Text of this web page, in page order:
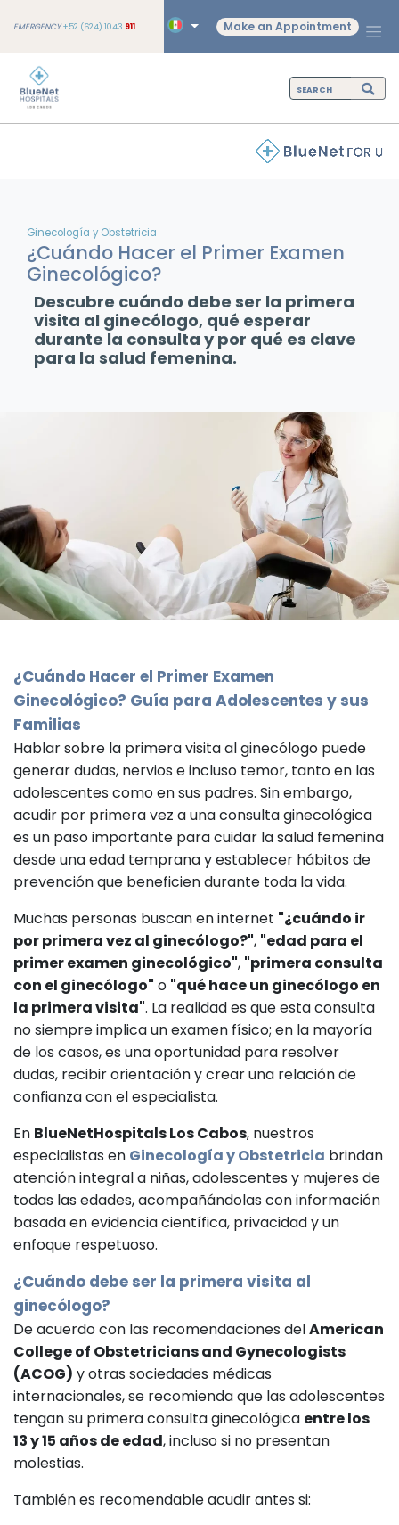
EMERGENCY+52 (624) 1043 911 Make an Appointment
Ginecología y Obstetricia
¿Cuándo Hacer el Primer Examen
Ginecológico?
Descubre cuándo debe ser la primera
visita al ginecólogo, qué esperar
durante la consulta y por qué es clave
para la salud femenina.
¿Cuándo Hacer el Primer Examen
Ginecológico? Guía para Adolescentes y sus
Familias
Hablar sobre la primera visita al ginecólogo puede
generar dudas, nervios e incluso temor, tanto en las
adolescentes como en sus padres. Sin embargo,
acudir por primera vez a una consulta ginecológica
es un paso importante para cuidar la salud femenina
desde una edad temprana y establecer hábitos de
prevención que beneficien durante toda la vida.
Muchas personas buscan en internet "¿cuándo ir
por primera vez al ginecólogo?", "edad para el
primer examen ginecológico", "primera consulta
con el ginecólogo" o "qué hace un ginecólogo en
la primera visita". La realidad es que esta consulta
no siempre implica un examen físico; en la mayoría
de los casos, es una oportunidad para resolver
dudas, recibir orientación y crear una relación de
confianza con el especialista.
En BlueNetHospitals Los Cabos, nuestros
especialistas en Ginecología y Obstetricia brindan
atención integral a niñas, adolescentes y mujeres de
todas las edades, acompañándolas con información
basada en evidencia científica, privacidad y un
enfoque respetuoso.
¿Cuándo debe ser la primera visita al
ginecólogo?
De acuerdo con las recomendaciones delAmerican
College of Obstetricians and Gynecologists
(ACOG) y otras sociedades médicas
internacionales, se recomienda que las adolescentes
tengan su primera consulta ginecológica entre los
13 y 15 años de edad, incluso si no presentan
molestias.
También es recomendable acudir antes si: